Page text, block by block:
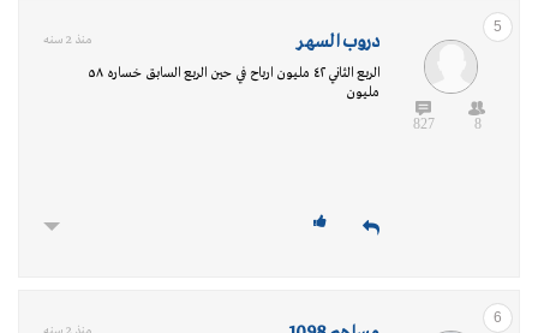
5
8
827
دروب السهر منذ 2 سنه
الربع الثاني ٤٢ مليون ارباح في حين الربع السابق خساره ٥٨
مليون
6